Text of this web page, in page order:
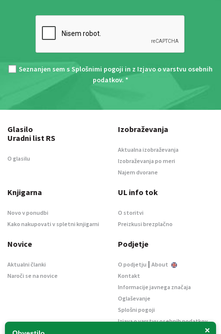
Seznanjen sem s Splošnimi pogoji in z Izjavo o varstvu osebnih
podatkov. *
×
Glasilo
Uradni list RS
O glasilu
Izobraževanja
Aktualna izobraževanja
Izobraževanja po meri
Najem dvorane
Knjigarna
Novo v ponudbi
Kako nakupovati v spletni knjigarni
UL info tok
O storitvi
Preizkusi brezplačno
Novice
Aktualni članki
Naroči se na novice
Podjetje
O podjetju | About
Kontakt
Informacije javnega značaja
Oglaševanje
Splošni pogoji
Izjava o varstvu osebnih podatkov